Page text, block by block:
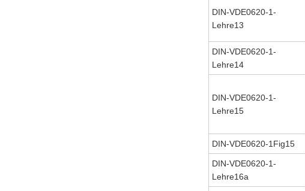
DIN-VDE0620-1-
Lehre13
DIN-VDE0620-1-
Lehre14
DIN-VDE0620-1-
Lehre15
DIN-VDE0620-1Fig15
DIN-VDE0620-1-
Lehre16a